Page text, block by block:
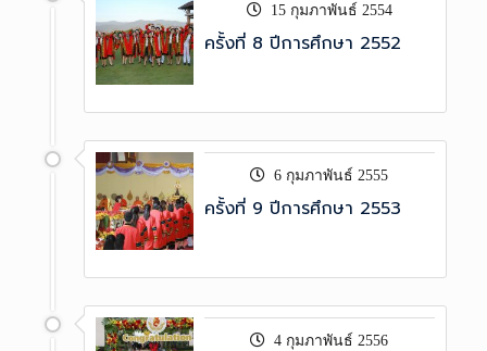
15 กุมภาพันธ์ 2554
ครั้งที่ 8 ปีการศึกษา 2552
6 กุมภาพันธ์ 2555
ครั้งที่ 9 ปีการศึกษา 2553
4 กุมภาพันธ์ 2556